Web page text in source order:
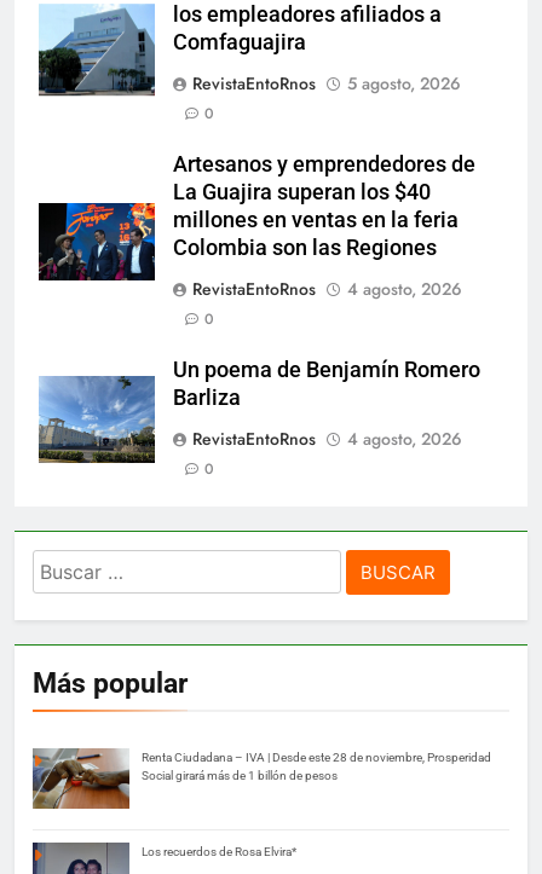
los empleadores afiliados a
Comfaguajira
RevistaEntoRnos
5 agosto, 2026
0
Artesanos y emprendedores de
La Guajira superan los $40
millones en ventas en la feria
Colombia son las Regiones
RevistaEntoRnos
4 agosto, 2026
0
Un poema de Benjamín Romero
Barliza
RevistaEntoRnos
4 agosto, 2026
0
Buscar:
Más popular
Renta Ciudadana – IVA | Desde este 28 de noviembre, Prosperidad
Social girará más de 1 billón de pesos
Los recuerdos de Rosa Elvira*